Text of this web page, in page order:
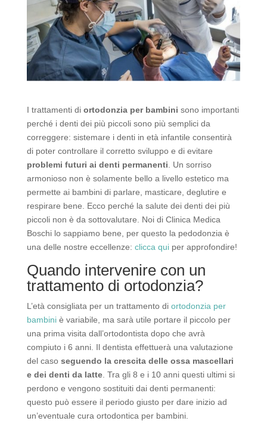
I trattamenti diortodonzia per bambini sono importanti
perché i denti dei più piccoli sono più semplici da
correggere: sistemare i denti in età infantile consentirà
di poter controllare il corretto sviluppo e di evitare
problemi futuri ai denti permanenti . Un sorriso
armonioso non è solamente bello a livello estetico ma
permette ai bambini di parlare, masticare, deglutire e
respirare bene. Ecco perché la salute dei denti dei più
piccoli non è da sottovalutare. Noi di Clinica Medica
Boschi lo sappiamo bene, per questo la pedodonzia è
una delle nostre eccellenze: clicca quiper approfondire!
Quando intervenire con un
trattamento di ortodonzia?
L’età consigliata per un trattamento di ortodonzia per
bambiniè variabile, ma sarà utile portare il piccolo per
una prima visita dall’ortodontista dopo che avrà
compiuto i 6 anni. Il dentista effettuerà una valutazione
del caso seguendo la crescita delle ossa mascellari
e dei denti da latte. Tra gli 8 e i 10 anni questi ultimi si
perdono e vengono sostituiti dai denti permanenti:
questo può essere il periodo giusto per dare inizio ad
un’eventuale cura ortodontica per bambini.